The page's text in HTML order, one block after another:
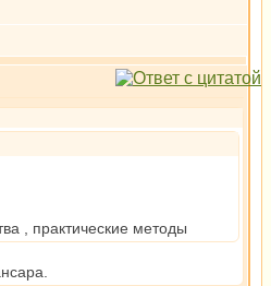
, практические методы